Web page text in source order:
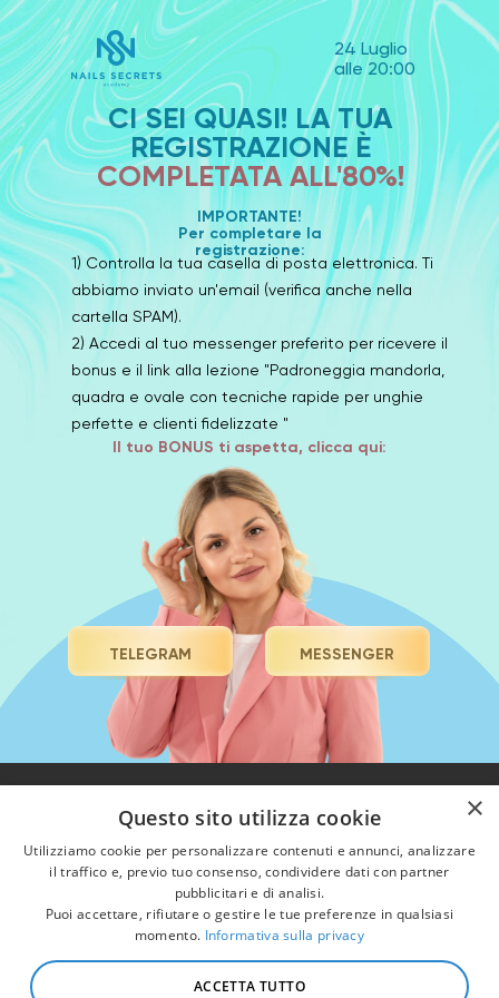
MESSENGER
TELEGRAM
1) Controlla la tua casella di posta elettronica. Ti
abbiamo inviato un'email (verifica anche nella
cartella SPAM).
2) Accedi al tuo messenger preferito per ricevere il
bonus e il link alla lezione "Padroneggia mandorla,
quadra e ovale con tecniche rapide per unghie
perfette e clienti fidelizzate "
IMPORTANTE!
Per completare la
registrazione:
24 Luglio
alle 20:00
Il tuo BONUS ti aspetta, clicca qui:
CI SEI QUASI! LA TUA
REGISTRAZIONE È
COMPLETATA ALL'80%!
HOME CORSI BLOG & YT СOMMUNITY
LA MIA STORIA
Trova la tua nail master
carte di credito,
prepagate, Stripe e
Klarna
Diritto di recesso
Informativa sulla privacy
×
Questo sito utilizza cookie
Utilizziamo cookie per personalizzare contenuti e annunci, analizzare
il traffico e, previo tuo consenso, condividere dati con partner
pubblicitari e di analisi.
Puoi accettare, rifiutare o gestire le tue preferenze in qualsiasi
momento. Informativa sulla privacy
ACCETTA TUTTO